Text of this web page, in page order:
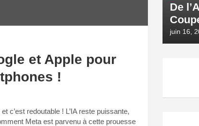
et Apple pour
!
c’est redoutable ! L’IA reste puissante,
Meta est parvenu à cette prouesse
De
juin 16,